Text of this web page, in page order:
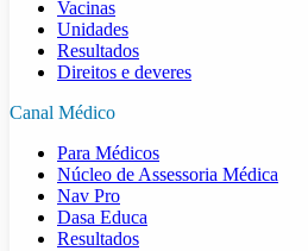
Vacinas
Unidades
Resultados
Direitos e deveres
Canal Médico
Para Médicos
Núcleo de Assessoria Médica
Nav Pro
Dasa Educa
Resultados